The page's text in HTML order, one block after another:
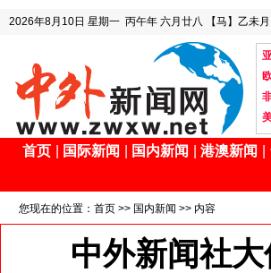
2026年8月10日 星期一 丙午年 六月廿八 【马】乙未
首页 国际新闻 国内新闻 港澳新闻
您现在的位置： 首页 >> 国内新闻 >> 内容
中外新闻社